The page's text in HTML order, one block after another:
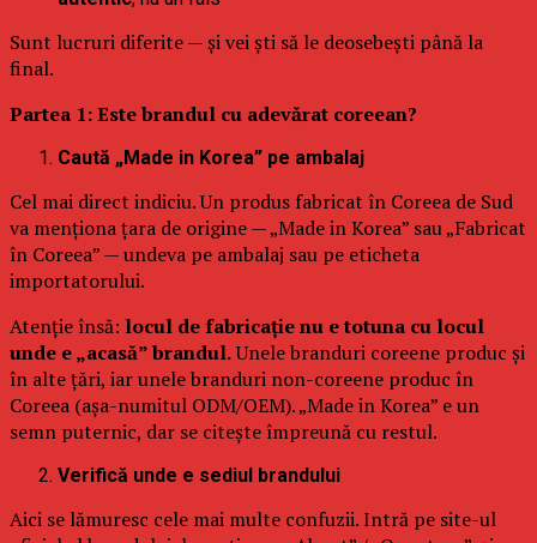
Sunt lucruri diferite — și vei ști să le deosebești până la
final.
Partea 1: Este brandul cu adevărat coreean?
Caută „Made in Korea” pe ambalaj
Cel mai direct indiciu. Un produs fabricat în Coreea de Sud
va menționa țara de origine — „Made in Korea” sau „Fabricat
în Coreea” — undeva pe ambalaj sau pe eticheta
importatorului.
Atenție însă: locul de fabricație nu e totuna cu locul
unde e „acasă” brandul.Unele branduri coreene produc și
în alte țări, iar unele branduri non-coreene produc în
Coreea (așa-numitul ODM/OEM). „Made in Korea” e un
semn puternic, dar se citește împreună cu restul.
Verifică unde e sediul brandului
Aici se lămuresc cele mai multe confuzii. Intră pe site-ul